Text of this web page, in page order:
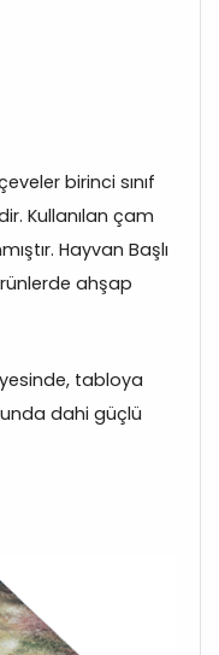
birinci sınıf
Kullanılan çam
Hayvan Başlı
ahşap
tabloya
dahi güçlü